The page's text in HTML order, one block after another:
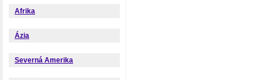
Afrika
Ázia
Severná Amerika